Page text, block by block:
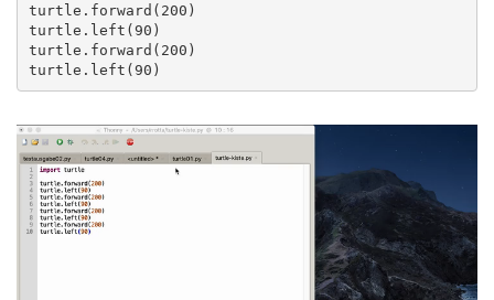
turtle.forward(200)
turtle.left(90)
turtle.forward(200)
turtle.left(90)